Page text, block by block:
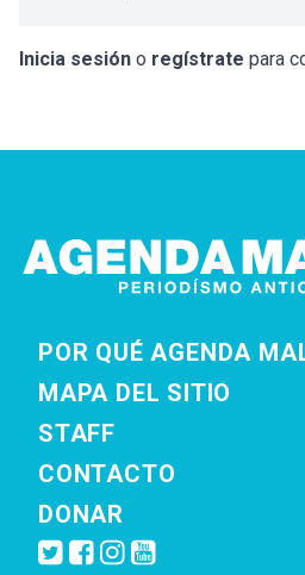
Inicia sesión o regístrate para
POR QUÉ AGENDA
MAPA DEL SITIO
STAFF
CONTACTO
DONAR